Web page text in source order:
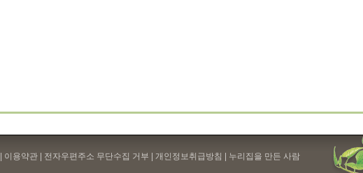
이용약관 | 전자우편주소 무단수집 거부 | 개인정보취급방침 | 누리집을 만든 사람